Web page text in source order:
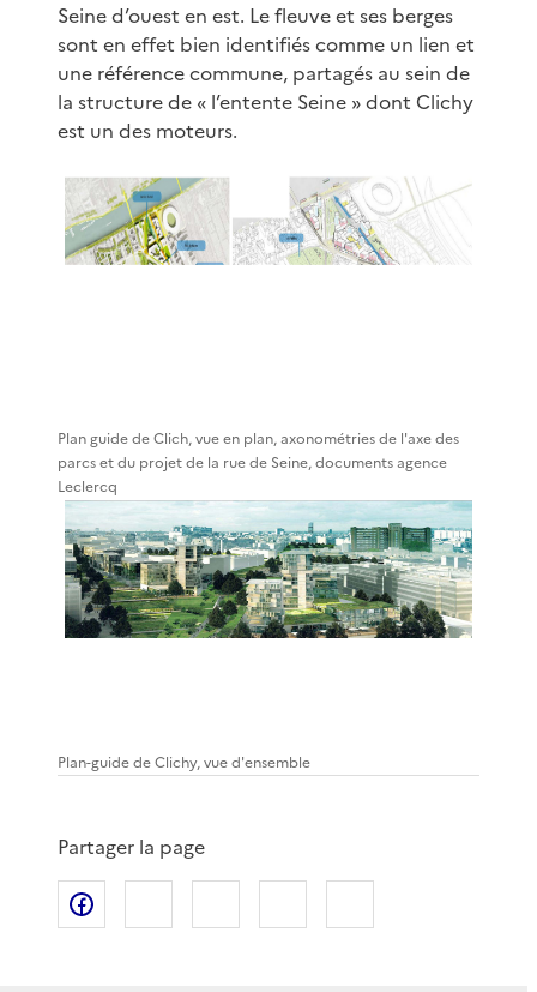
Seine d’ouest en est. Le fleuve et ses berges
sont en effet bien identifiés comme un lien et
une référence commune, partagés au sein de
la structure de « l’entente Seine » dont Clichy
est un des moteurs.
Plan guide de Clich, vue en plan, axonométries de l'axe des
parcs et du projet de la rue de Seine, documents agence
Leclercq
Plan-guide de Clichy, vue d'ensemble
Partager la page